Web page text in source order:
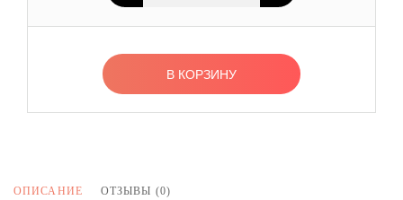
В КОРЗИНУ
ОПИСАНИЕ ОТЗЫВЫ (0)